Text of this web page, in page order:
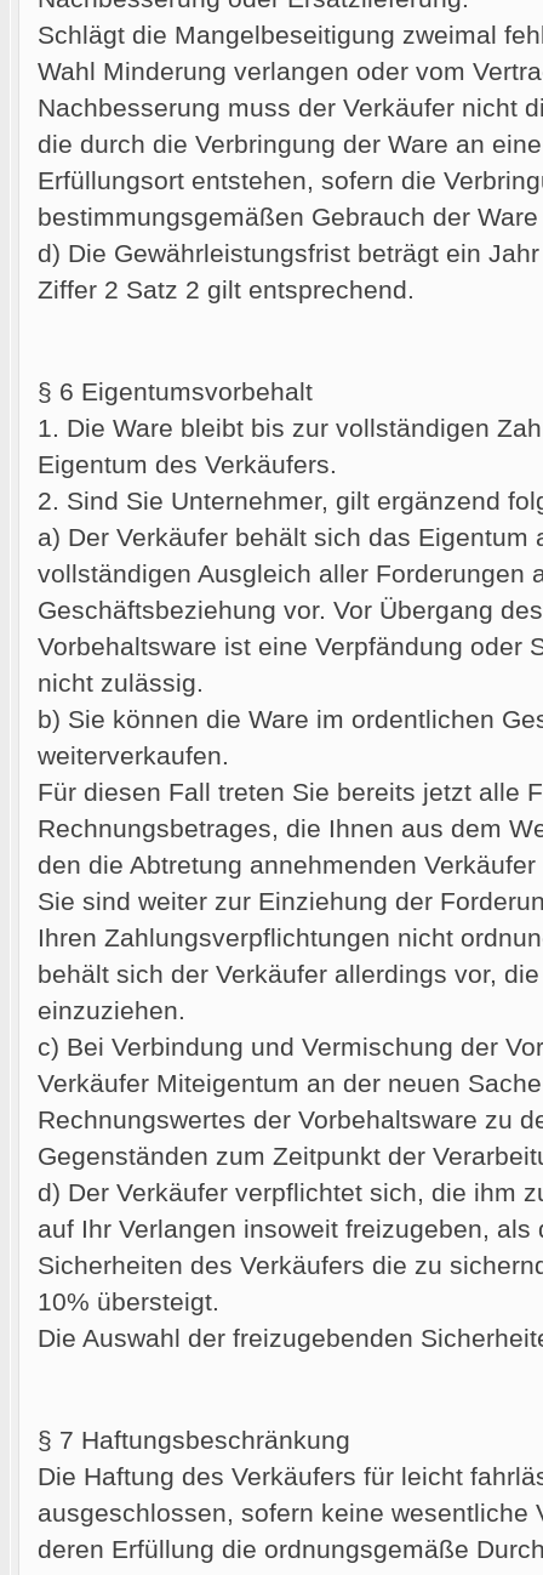
Schlägt die Mangelbeseitigung zweimal
Wahl Minderung verlangen oder vom
Nachbesserung muss der Verkäufer nicht
die durch die Verbringung der Ware an
Erfüllungsort entstehen, sofern die
bestimmungsgemäßen Gebrauch der
d) Die Gewährleistungsfrist beträgt ein
Ziffer 2 Satz 2 gilt entsprechend.
§ 6 Eigentumsvorbehalt
1. Die Ware bleibt bis zur vollständigen
Eigentum des Verkäufers.
2. Sind Sie Unternehmer, gilt ergänzend
a) Der Verkäufer behält sich das Eigentum
vollständigen Ausgleich aller Forderungen
Geschäftsbeziehung vor. Vor Übergang
Vorbehaltsware ist eine Verpfändung oder
nicht zulässig.
b) Sie können die Ware im ordentlichen
weiterverkaufen.
Für diesen Fall treten Sie bereits jetzt alle
Rechnungsbetrages, die Ihnen aus dem
den die Abtretung annehmenden Verkäufer
Sie sind weiter zur Einziehung der
Ihren Zahlungsverpflichtungen nicht
behält sich der Verkäufer allerdings vor,
einzuziehen.
c) Bei Verbindung und Vermischung der
Verkäufer Miteigentum an der neuen
Rechnungswertes der Vorbehaltsware zu
Gegenständen zum Zeitpunkt der
d) Der Verkäufer verpflichtet sich, die ihm
auf Ihr Verlangen insoweit freizugeben,
Sicherheiten des Verkäufers die zu
10% übersteigt.
Die Auswahl der freizugebenden
§ 7 Haftungsbeschränkung
Die Haftung des Verkäufers für leicht
ausgeschlossen, sofern keine wesentliche
deren Erfüllung die ordnungsgemäße